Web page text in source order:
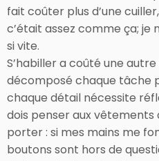
fait coûter plus d’une
c’était assez comme ça; je
si vite.
S’habiller a coûté une
décomposé chaque tâche
chaque détail nécessite
dois penser aux vêtements
porter : si mes mains me
boutons sont hors de